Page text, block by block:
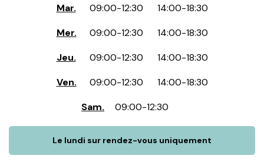
Mar. 09:00-12:30 14:00-18:30
Mer.
09:00-12:30 14:00-18:30
Jeu.
09:00-12:30 14:00-18:30
Ven.
09:00-12:30 14:00-18:30
Sam.
09:00-12:30
Le lundi sur rendez-vous uniquement